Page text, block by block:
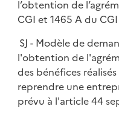
l’obtention de
CGI et 1465 A du CGI
SJ - Modèle de
l'obtention de
des bénéfices
reprendre une
prévu à l'article 44